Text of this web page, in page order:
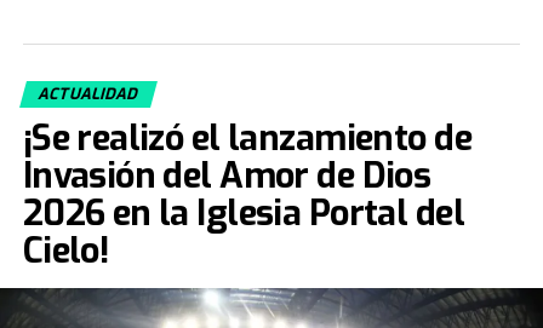
ACTUALIDAD
¡Se realizó el lanzamiento de
Invasión del Amor de Dios
2026 en la Iglesia Portal del
Cielo!